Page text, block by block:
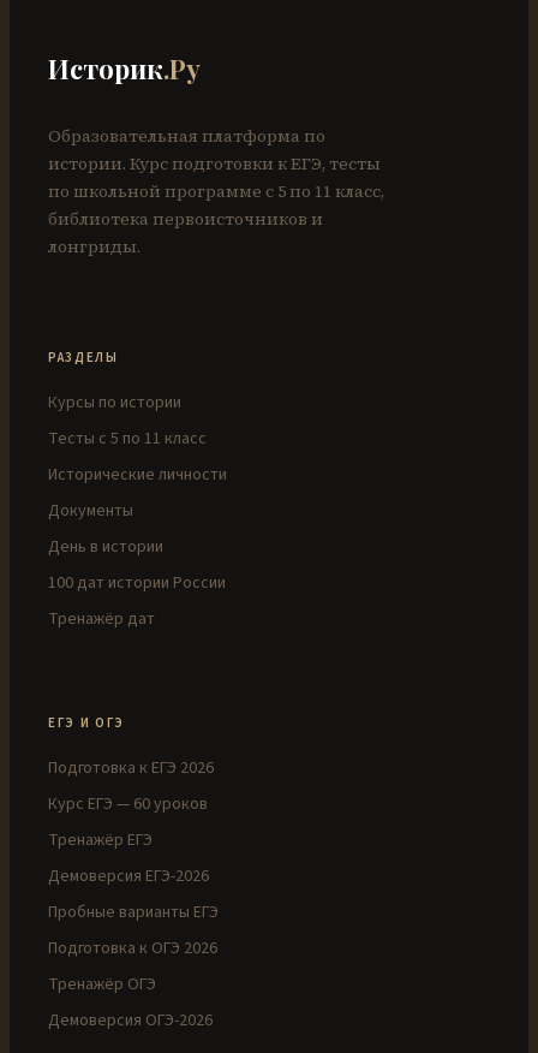
Историк.Ру
Образовательная платформа по
истории. Курс подготовки к ЕГЭ, тесты
по школьной программе с 5 по 11 класс,
библиотека первоисточников и
лонгриды.
РАЗДЕЛЫ
Курсы по истории
Тесты с 5 по 11 класс
Исторические личности
Документы
День в истории
100 дат истории России
Тренажёр дат
ЕГЭ И ОГЭ
Подготовка к ЕГЭ 2026
Курс ЕГЭ — 60 уроков
Тренажёр ЕГЭ
Демоверсия ЕГЭ-2026
Пробные варианты ЕГЭ
Подготовка к ОГЭ 2026
Тренажёр ОГЭ
Демоверсия ОГЭ-2026